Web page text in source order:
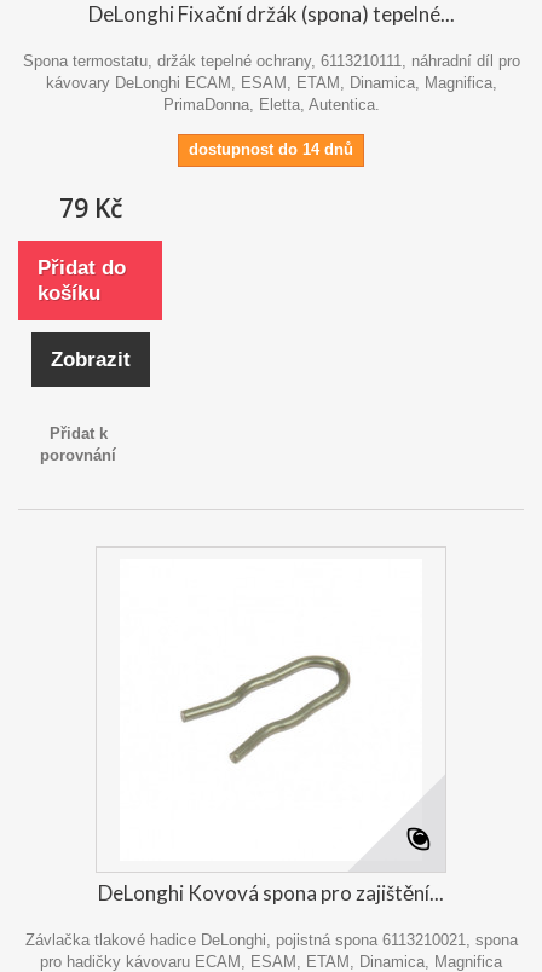
DeLonghi Fixační držák (spona) tepelné...
Spona termostatu, držák tepelné ochrany, 6113210111, náhradní díl pro
kávovary DeLonghi ECAM, ESAM, ETAM, Dinamica, Magnifica,
PrimaDonna, Eletta, Autentica.
dostupnost do 14 dnů
79 Kč
Přidat do
košíku
Zobrazit
Přidat k
porovnání
DeLonghi Kovová spona pro zajištění...
Závlačka tlakové hadice DeLonghi, pojistná spona 6113210021, spona
pro hadičky kávovaru ECAM, ESAM, ETAM, Dinamica, Magnifica